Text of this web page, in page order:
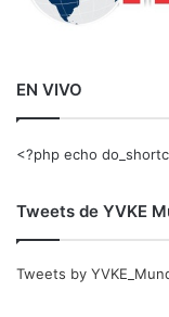
EN VIVO
<?php echo
Tweets de YVKE
Tweets by